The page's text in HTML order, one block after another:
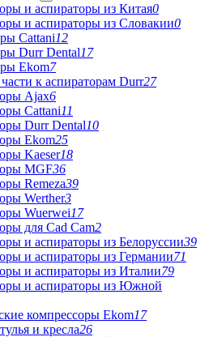
и аспираторы из Китая0
и аспираторы из Словакии0
Cattani12
Durr Dental17
Ekom7
к аспираторам Durr27
Ajax6
Cattani11
Durr Dental10
Ekom25
Kaeser18
MGF36
Remeza39
Werther3
Wuerwei17
для Cad Cam2
и аспираторы из Белоруссии39
и аспираторы из Германии71
и аспираторы из Италии79
и аспираторы из Южной
компрессоры Ekom17
и кресла26